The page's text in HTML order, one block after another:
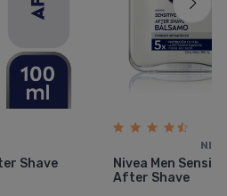
Shave
Nivea Men
After Shave